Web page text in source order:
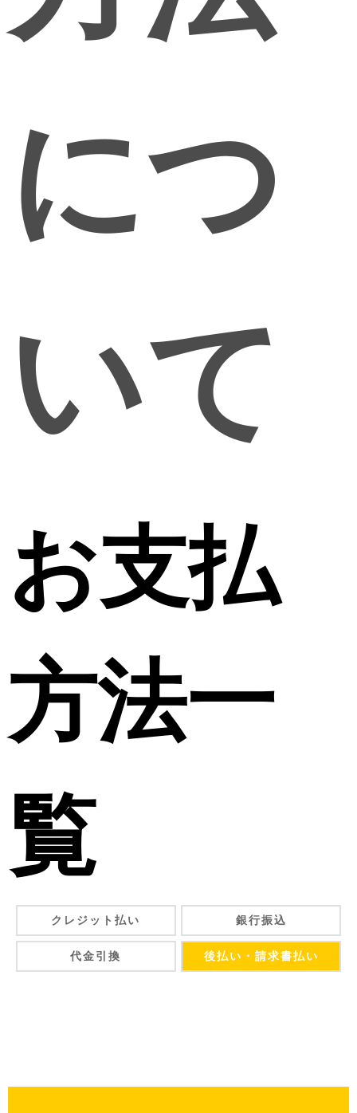
につ
いて
お支払
方法一
覧
クレジット払い 銀行振込
代金引換 後払い・請求書払い